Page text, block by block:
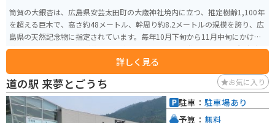
筒賀の大銀杏は、広島県安芸太田町の大歳神社境内に立つ、推定樹齢1,100年
を超える巨木で、高さ約48メートル、幹周り約8.2メートルの規模を誇り、広
島県の天然記念物に指定されています。毎年10月下旬から11月中旬にかけて
黄葉し、落葉後は境内が黄金色の絨毯のように美しく彩られ、多くの観光客
が訪れます。紅葉シーズンにはライトアップも行われ、幻想的な光景が楽し
めます。アクセスは中国自動車道戸河内ICから車で約10分で、駐車場も完備
されています。
詳しく見る
道の駅 来夢とごうち お気に入り
駐車： 駐車場あり
予算： 無料